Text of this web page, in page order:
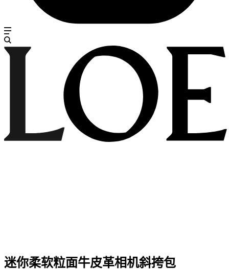
迷你柔软粒面牛皮革相机斜挎包